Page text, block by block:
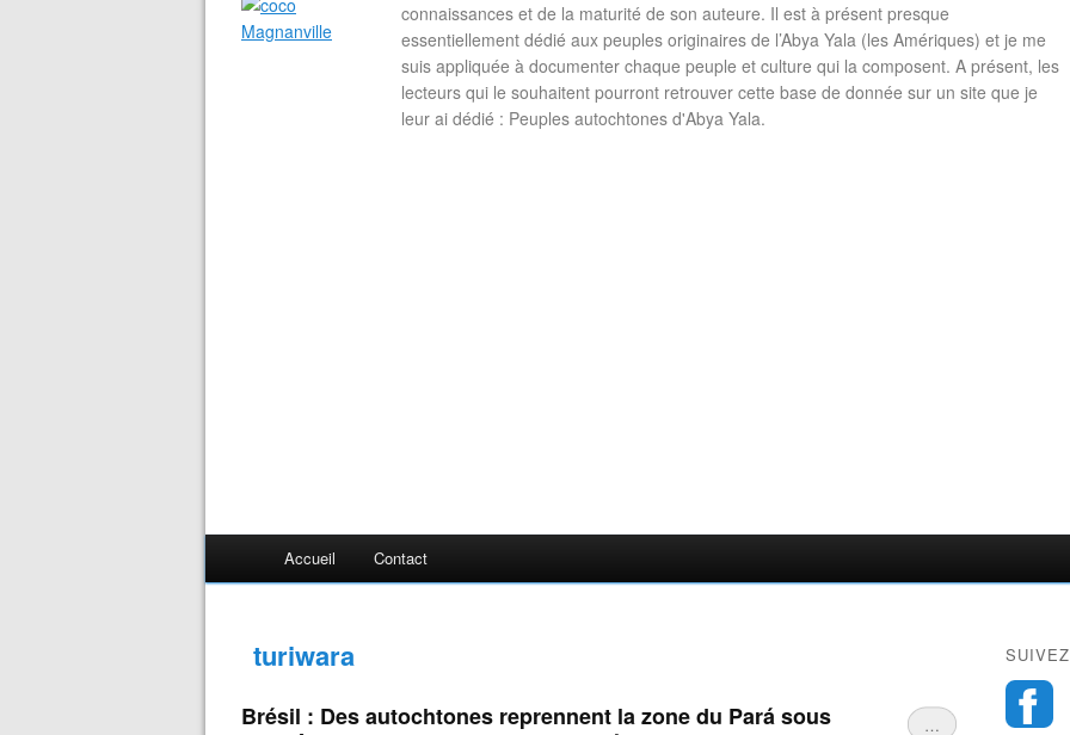
connaissances et de la maturité de son auteure. Il est à présent presque
essentiellement dédié aux peuples originaires de l’Abya Yala (les Amériques) et je me
suis appliquée à documenter chaque peuple et culture qui la composent. A présent, les
lecteurs qui le souhaitent pourront retrouver cette base de donnée sur un site que je
leur ai dédié : Peuples autochtones d'Abya Yala.
Accueil Contact
turiwara
…
Brésil : Des autochtones reprennent la zone du Pará sous